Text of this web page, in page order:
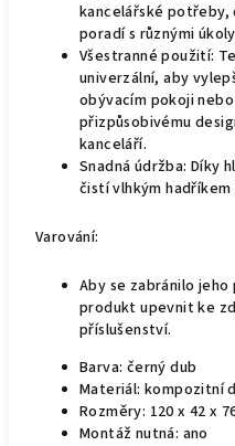
kancelářské potřeby,
poradí s různými
Všestranné použití:
univerzální, aby
obývacím pokoji
přizpůsobivému
kanceláří.
Snadná údržba: Díky
čistí vlhkým hadříkem
Varování:
Aby se zabránilo
produkt upevnit ke
příslušenství.
Barva: černý dub
Materiál: kompozitní
Rozměry: 120 x 42 x
Montáž nutná: ano